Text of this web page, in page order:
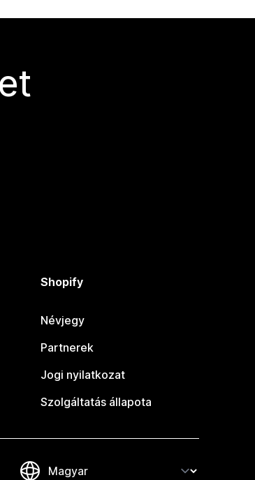
Shopify
Névjegy
Partnerek
Jogi nyilatkozat
Szolgáltatás állapota